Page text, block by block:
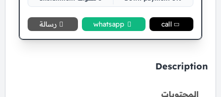
call
whatsapp رسالة
Description
المحتويات